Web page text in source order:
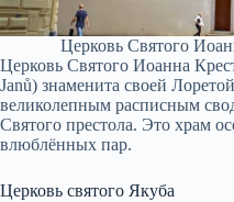
Церковь Святого
Церковь Святого Иоанна
Janů) знаменита своей
великолепным расписным
Святого престола. Это храм
влюблённых пар.
Церковь святого Якуба